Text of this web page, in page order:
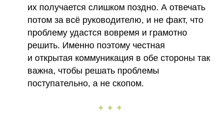
их получается слишком поздно. А отвечать
потом за всё руководителю, и не факт, что
проблему удастся вовремя и грамотно
решить. Именно поэтому честная
и открытая коммуникация в обе стороны так
важна, чтобы решать проблемы
поступательно, а не скопом.